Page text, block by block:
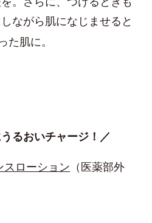
ながら肌になじませると
た肌に。
るおいチャージ！／
スローション （医薬部外